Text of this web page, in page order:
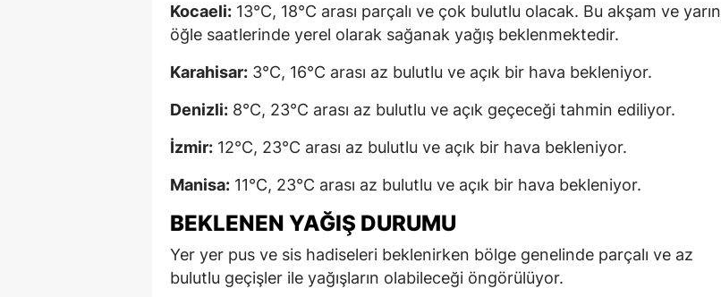
Kocaeli: 13°C, 18°C arası parçalı ve çok bulutlu olacak. Bu akşam ve yarın
öğle saatlerinde yerel olarak sağanak yağış beklenmektedir.
Karahisar: 3°C, 16°C arası az bulutlu ve açık bir hava bekleniyor.
Denizli: 8°C, 23°C arası az bulutlu ve açık geçeceği tahmin ediliyor.
İzmir: 12°C, 23°C arası az bulutlu ve açık bir hava bekleniyor.
Manisa: 11°C, 23°C arası az bulutlu ve açık bir hava bekleniyor.
BEKLENEN YAĞIŞ DURUMU
Yer yer pus ve sis hadiseleri beklenirken bölge genelinde parçalı ve az
bulutlu geçişler ile yağışların olabileceği öngörülüyor.